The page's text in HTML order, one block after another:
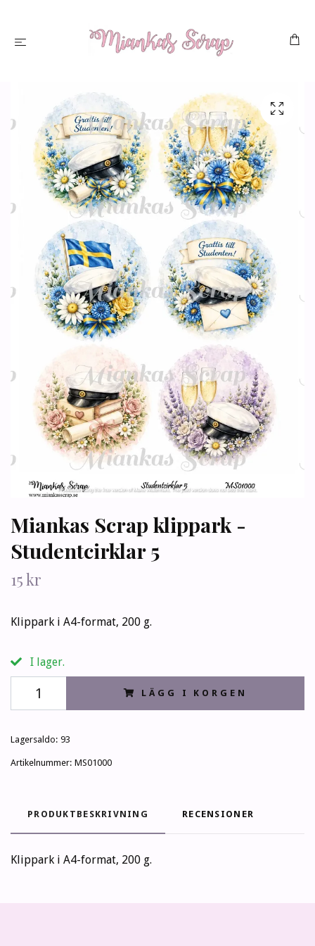
Miankas Scrap klippark -
Studentcirklar 5
15 kr
Klippark i A4-format, 200 g.
I lager.
LÄGG I KORGEN
Lagersaldo: 93
Artikelnummer: MS01000
PRODUKTBESKRIVNING RECENSIONER
Klippark i A4-format, 200 g.